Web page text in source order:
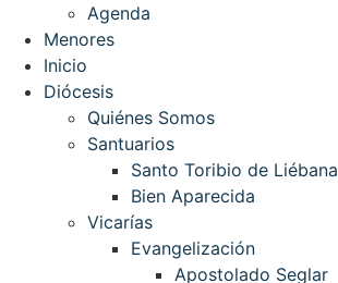
Agenda
Menores
Inicio
Diócesis
Quiénes Somos
Santuarios
Santo Toribio de Liébana
Bien Aparecida
Vicarías
Evangelización
Apostolado Seglar